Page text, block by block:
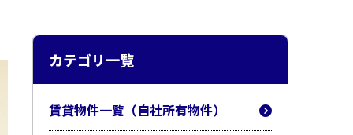
カテゴリ一覧
賃貸物件一覧（自社所有物件）